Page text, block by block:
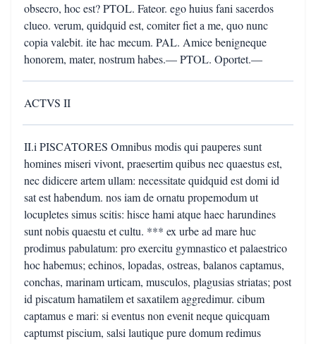
obsecro, hoc est? PTOL. Fateor. ego huius fani sacerdos
clueo. verum, quidquid est, comiter fiet a me, quo nunc
copia valebit. ite hac mecum. PAL. Amice benigneque
honorem, mater, nostrum habes.— PTOL. Oportet.—
ACTVS II
II.i PISCATORES Omnibus modis qui pauperes sunt
homines miseri vivont, praesertim quibus nec quaestus est,
nec didicere artem ullam: necessitate quidquid est domi id
sat est habendum. nos iam de ornatu propemodum ut
locupletes simus scitis: hisce hami atque haec harundines
sunt nobis quaestu et cultu. *** ex urbe ad mare huc
prodimus pabulatum: pro exercitu gymnastico et palaestrico
hoc habemus; echinos, lopadas, ostreas, balanos captamus,
conchas, marinam urticam, musculos, plagusias striatas; post
id piscatum hamatilem et saxatilem aggredimur. cibum
captamus e mari: si eventus non evenit neque quicquam
captumst piscium, salsi lautique pure domum redimus